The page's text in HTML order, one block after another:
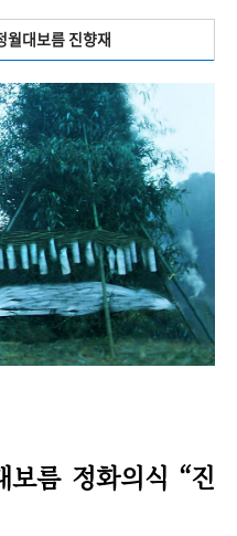
대보름 진향재
보름 정화의식 “진